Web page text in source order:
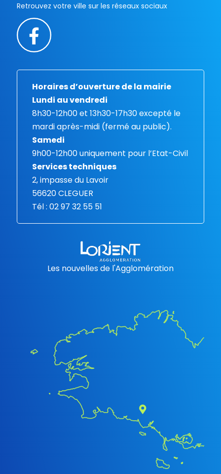
Retrouvez votre ville sur les réseaux sociaux
Horaires d’ouverture de la mairie
Lundi au vendredi
8h30-12h00 et 13h30-17h30 excepté le
mardi après-midi (fermé au public).
Samedi
9h00-12h00 uniquement pour l’Etat-Civil
Services techniques
2, impasse du Lavoir
56620 CLEGUER
Tél : 02 97 32 55 51
Les nouvelles de l'Agglomération